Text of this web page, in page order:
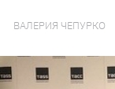
ВАЛЕРИЯ ЧЕПУРКО